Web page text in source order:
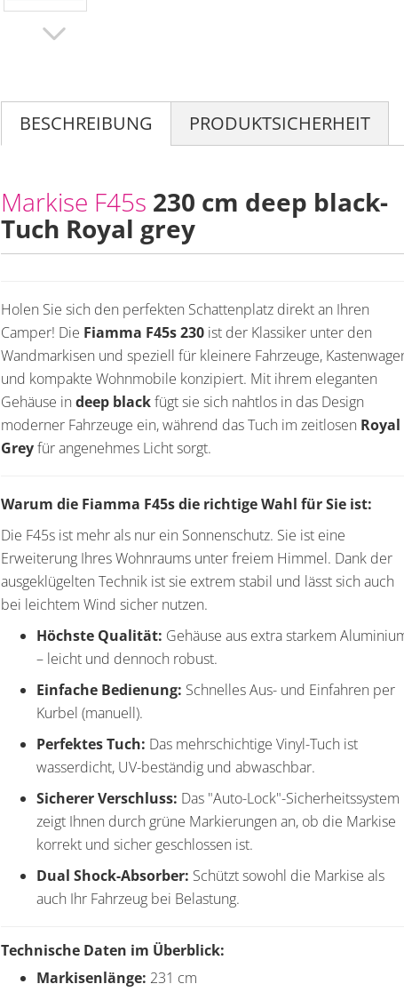
BESCHREIBUNG PRODUKTSICHERHEIT
Markise F45s 230 cm deep black-
Tuch Royal grey
Holen Sie sich den perfekten Schattenplatz direkt an Ihren
Camper! Die Fiamma F45s 230 ist der Klassiker unter den
Wandmarkisen und speziell für kleinere Fahrzeuge,
und kompakte Wohnmobile konzipiert. Mit ihrem eleganten
Gehäuse in deep blackfügt sie sich nahtlos in das Design
moderner Fahrzeuge ein, während das Tuch im zeitlosen Royal
Greyfür angenehmes Licht sorgt.
Warum die Fiamma F45s die richtige Wahl für Sie ist:
Die F45s ist mehr als nur ein Sonnenschutz. Sie ist eine
Erweiterung Ihres Wohnraums unter freiem Himmel. Dank der
ausgeklügelten Technik ist sie extrem stabil und lässt sich auch
bei leichtem Wind sicher nutzen.
Höchste Qualität: Gehäuse aus extra starkem
– leicht und dennoch robust.
Einfache Bedienung: Schnelles Aus- und Einfahren per
Kurbel (manuell).
Perfektes Tuch: Das mehrschichtige Vinyl-Tuch ist
wasserdicht, UV-beständig und abwaschbar.
Sicherer Verschluss: Das "Auto-Lock"-Sicherheitssystem
zeigt Ihnen durch grüne Markierungen an, ob die Markise
korrekt und sicher geschlossen ist.
Dual Shock-Absorber: Schützt sowohl die Markise als
auch Ihr Fahrzeug bei Belastung.
Technische Daten im Überblick:
Markisenlänge: 231 cm